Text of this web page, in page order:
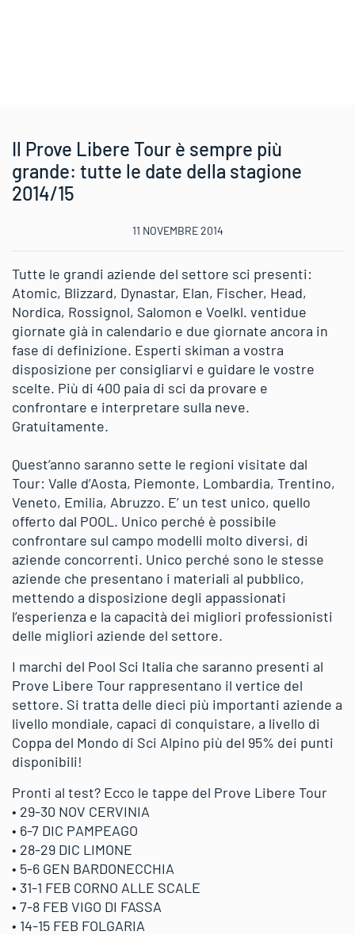
Il Prove Libere Tour è sempre più
grande: tutte le date della stagione
2014/15
11 NOVEMBRE 2014
Tutte le grandi aziende del settore sci presenti:
Atomic, Blizzard, Dynastar, Elan, Fischer, Head,
Nordica, Rossignol, Salomon e Voelkl. ventidue
giornate già in calendario e due giornate ancora in
fase di definizione. Esperti skiman a vostra
disposizione per consigliarvi e guidare le vostre
scelte. Più di 400 paia di sci da provare e
confrontare e interpretare sulla neve.
Gratuitamente.
Quest’anno saranno sette le regioni visitate dal
Tour: Valle d’Aosta, Piemonte, Lombardia, Trentino,
Veneto, Emilia, Abruzzo. E’ un test unico, quello
offerto dal POOL. Unico perché è possibile
confrontare sul campo modelli molto diversi, di
aziende concorrenti. Unico perché sono le stesse
aziende che presentano i materiali al pubblico,
mettendo a disposizione degli appassionati
l’esperienza e la capacità dei migliori professionisti
delle migliori aziende del settore.
I marchi del Pool Sci Italia che saranno presenti al
Prove Libere Tour rappresentano il vertice del
settore. Si tratta delle dieci più importanti aziende a
livello mondiale, capaci di conquistare, a livello di
Coppa del Mondo di Sci Alpino più del 95% dei punti
disponibili!
Pronti al test? Ecco le tappe del Prove Libere Tour
• 29-30 NOV CERVINIA
• 6-7 DIC PAMPEAGO
• 28-29 DIC LIMONE
• 5-6 GEN BARDONECCHIA
• 31-1 FEB CORNO ALLE SCALE
• 7-8 FEB VIGO DI FASSA
• 14-15 FEB FOLGARIA